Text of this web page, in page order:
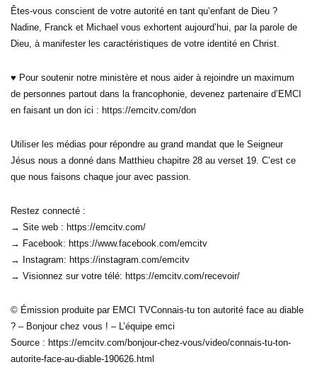
Êtes-vous conscient de votre autorité en tant qu’enfant de Dieu ?
Nadine, Franck et Michael vous exhortent aujourd’hui, par la parole de
Dieu, à manifester les caractéristiques de votre identité en Christ.
♥ Pour soutenir notre ministère et nous aider à rejoindre un maximum
de personnes partout dans la francophonie, devenez partenaire d’EMCI
en faisant un don ici : https://emcitv.com/don
Utiliser les médias pour répondre au grand mandat que le Seigneur
Jésus nous a donné dans Matthieu chapitre 28 au verset 19. C’est ce
que nous faisons chaque jour avec passion.
Restez connecté :
→ Site web : https://emcitv.com/
→ Facebook: https://www.facebook.com/emcitv
→ Instagram: https://instagram.com/emcitv
→ Visionnez sur votre télé: https://emcitv.com/recevoir/
© Émission produite par EMCI TVConnais-tu ton autorité face au diable
? – Bonjour chez vous ! – L’équipe emci
Source : https://emcitv.com/bonjour-chez-vous/video/connais-tu-ton-
autorite-face-au-diable-190626.html